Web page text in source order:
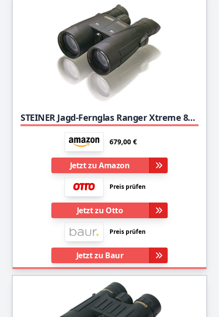
STEINER Jagd-Fernglas Ranger Xtreme 8x56 - Deutsche Qualitätsoptik, scharfe Details, hohe Lichttransmission (92%+) auch bei schlechten Lichtverhältnissen
679,00 €
Jetzt zu Amazon
Preis prüfen
Jetzt zu Otto
Preis prüfen
Jetzt zu Baur